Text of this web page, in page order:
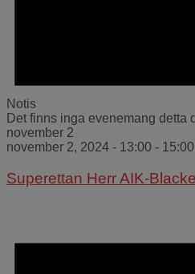
Notis
Det finns inga evenemang detta
november 2
november 2, 2024 - 13:00 - 15:00
Superettan Herr AIK-